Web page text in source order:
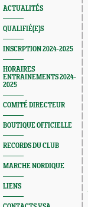
ACTUALITÉS
QUALIFIÉ(E)S
INSCRPTION 2024-2025
HORAIRES
ENTRAINEMENTS 2024-
2025
COMITÉ DIRECTEUR
BOUTIQUE OFFICIELLE
RECORDS DU CLUB
MARCHE NORDIQUE
LIENS